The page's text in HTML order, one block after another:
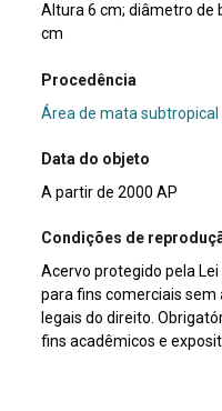
Altura 6 cm; diâmetro de
cm
Procedência
Área de mata subtropical
Data do objeto
A partir de 2000 AP
Condições de
Acervo protegido pela
para fins comerciais
legais do direito.
fins acadêmicos e